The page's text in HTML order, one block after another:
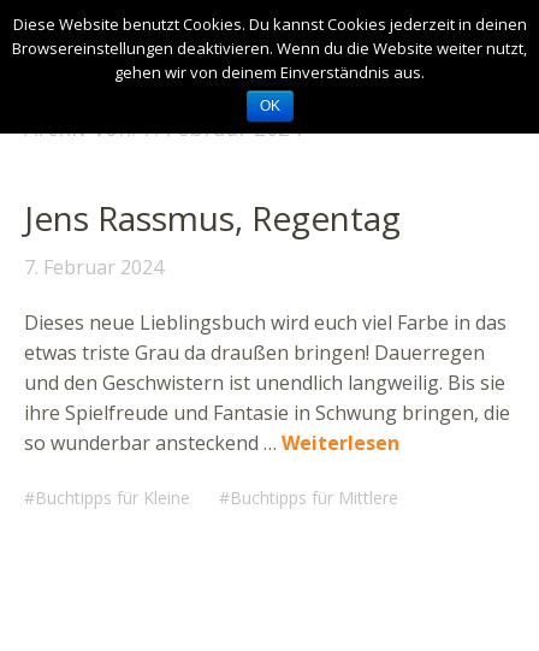
Archiv von:7. Februar 2024
Jens Rassmus, Regentag
7. Februar 2024
Dieses neue Lieblingsbuch wird euch viel Farbe in das
etwas triste Grau da draußen bringen! Dauerregen
und den Geschwistern ist unendlich langweilig. Bis sie
ihre Spielfreude und Fantasie in Schwung bringen, die
so wunderbar ansteckend … Weiterlesen
Buchtipps für Kleine Buchtipps für Mittlere
Diese Website benutzt Cookies. Du kannst Cookies jederzeit in deinen
Browsereinstellungen deaktivieren. Wenn du die Website weiter nutzt,
gehen wir von deinem Einverständnis aus.
OK